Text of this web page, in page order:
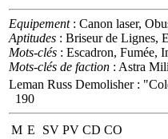
Equipement: Canon laser,
Aptitudes : Briseur de Lignes,
Mots-clés : Escadron, Fumée,
Mots-clés de faction : Astra
Leman Russ Demolisher :
190
M E SV PV CD CO